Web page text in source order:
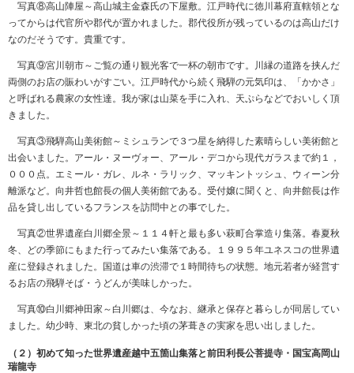
写真⑧高山陣屋～高山城主金森氏の下屋敷。江戸時代に徳川幕府直轄領とな
ってからは代官所や郡代が置かれました。郡代役所が残っているのは高山だけ
なのだそうです。貴重です。
写真⑨宮川朝市～ご覧の通り観光客で一杯の朝市です。川縁の道路を挟んだ
両側のお店の賑わいがすごい。江戸時代から続く飛騨の元気印は、「かかさ」
と呼ばれる農家の女性達。我が家は山菜を手に入れ、天ぷらなどでおいしく頂
きました。
写真③飛騨高山美術館～ミシュランで３つ星を納得した素晴らしい美術館と
出会いました。アール・ヌーヴォー、アール・デコから現代ガラスまで約１，
０００点。エミール・ガレ、ルネ・ラリック、マッキントッシュ、ウィーン分
離派など。向井哲也館長の個人美術館である。受付嬢に聞くと、向井館長は作
品を貸し出しているフランスを訪問中との事でした。
写真②世界遺産白川郷全景～１１４軒と最も多い萩町合掌造り集落。春夏秋
冬、どの季節にもまた行ってみたい集落である。１９９５年ユネスコの世界遺
産に登録されました。国道は車の渋滞で１時間待ちの状態。地元若者が経営す
るお店の飛騨そば・うどんが美味しかった。
写真⑩白川郷神田家～白川郷は、今なお、継承と保存と暮らしが同居してい
ました。幼少時、東北の貧しかった頃の茅葺きの実家を思い出しました。
（２）初めて知った世界遺産越中五箇山集落と前田利長公菩提寺・国宝高岡山
瑞龍寺